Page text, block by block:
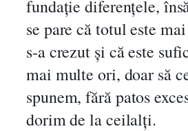
fundație diferențele,
se pare că totul este
s-a crezut și că este
mai multe ori, doar să
spunem, fără patos
dorim de la ceilalți.